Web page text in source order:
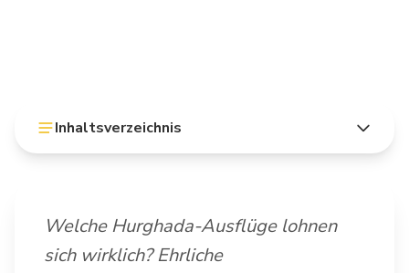
Inhaltsverzeichnis
Welche Hurghada-Ausflüge lohnen
sich wirklich? Ehrliche